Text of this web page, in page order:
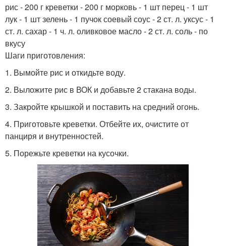
рис - 200 г креветки - 200 г морковь - 1 шт перец - 1 шт
лук - 1 шт зелень - 1 пучок соевый соус - 2 ст. л. уксус - 1
ст. л. сахар - 1 ч. л. оливковое масло - 2 ст. л. соль - по
вкусу
Шаги приготовления:
1. Вымойте рис и откидьте воду.
2. Выложите рис в ВОК и добавьте 2 стакана воды.
3. Закройте крышкой и поставить на средний огонь.
4. Приготовьте креветки. Отбейте их, очистите от
панциря и внутренностей.
5. Порежьте креветки на кусочки.